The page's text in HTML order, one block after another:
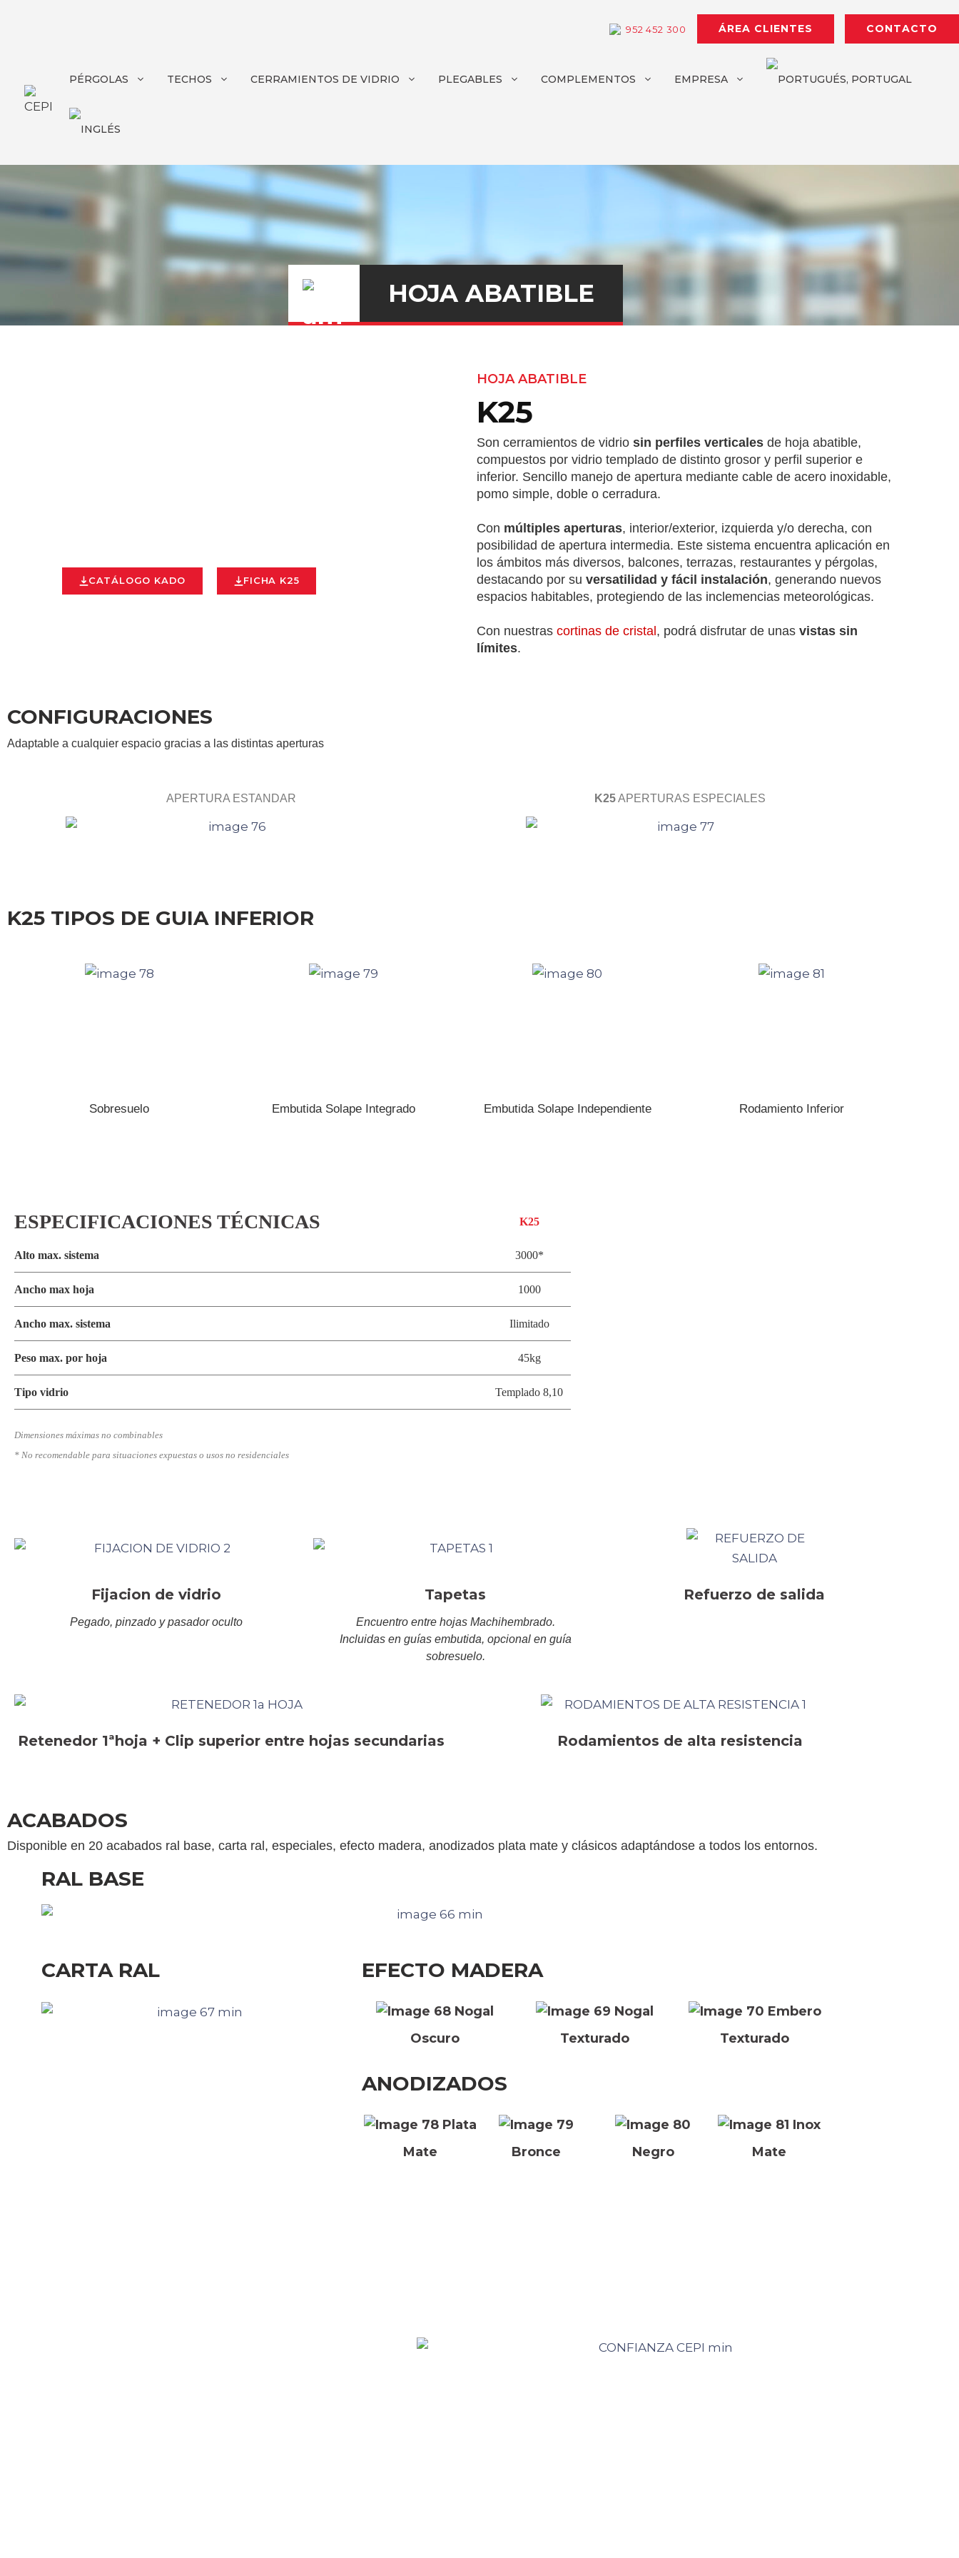
952 452 300 ÁREA CLIENTES CONTACTO
PÉRGOLAS TECHOS CERRAMIENTOS DE VIDRIO PLEGABLES COMPLEMENTOS EMPRESA
HOJA ABATIBLE
CATÁLOGO KADO FICHA K25
HOJA ABATIBLE
K25
Son cerramientos de vidriosin perfiles verticales de hoja abatible,
compuestos por vidrio templado de distinto grosor y perfil superior e
inferior. Sencillo manejo de apertura mediante cable de acero inoxidable,
pomo simple, doble o cerradura.
Con múltiples aperturas, interior/exterior, izquierda y/o derecha, con
posibilidad de apertura intermedia. Este sistema encuentra aplicación en
los ámbitos más diversos, balcones, terrazas, restaurantes y pérgolas,
destacando por suversatilidad y fácil instalación, generando nuevos
espacios habitables, protegiendo de las inclemencias meteorológicas.
Con nuestrascortinas de cristal , podrá disfrutar de unasvistas sin
límites.
CONFIGURACIONES
Adaptable a cualquier espacio gracias a las distintas aperturas
APERTURA ESTANDAR K25APERTURAS ESPECIALES
K25 TIPOS DE GUIA INFERIOR
Sobresuelo Embutida Solape Integrado Embutida Solape Independiente Rodamiento Inferior
ESPECIFICACIONES TÉCNICAS K25
Alto max. sistema 3000*
Ancho max hoja 1000
Ancho max. sistema Ilimitado
Peso max. por hoja 45kg
Tipo vidrio Templado 8,10
Dimensiones máximas no combinables
* No recomendable para situaciones expuestas o usos no residenciales
Fijacion de vidrio
Pegado, pinzado y pasador oculto
Tapetas
Encuentro entre hojas Machihembrado.
Incluidas en guías embutida, opcional en guía
sobresuelo.
Refuerzo de salida
Retenedor 1ªhoja + Clip superior entre hojas secundarias Rodamientos de alta resistencia
ACABADOS
Disponible en 20 acabados ral base, carta ral, especiales, efecto madera, anodizados plata mate y clásicos adaptándose a todos los entornos.
RAL BASE
CARTA RAL EFECTO MADERA
Nogal
Oscuro
Nogal
Texturado
Embero
Texturado
ANODIZADOS
Plata
Mate
Bronce Negro
Inox
Mate